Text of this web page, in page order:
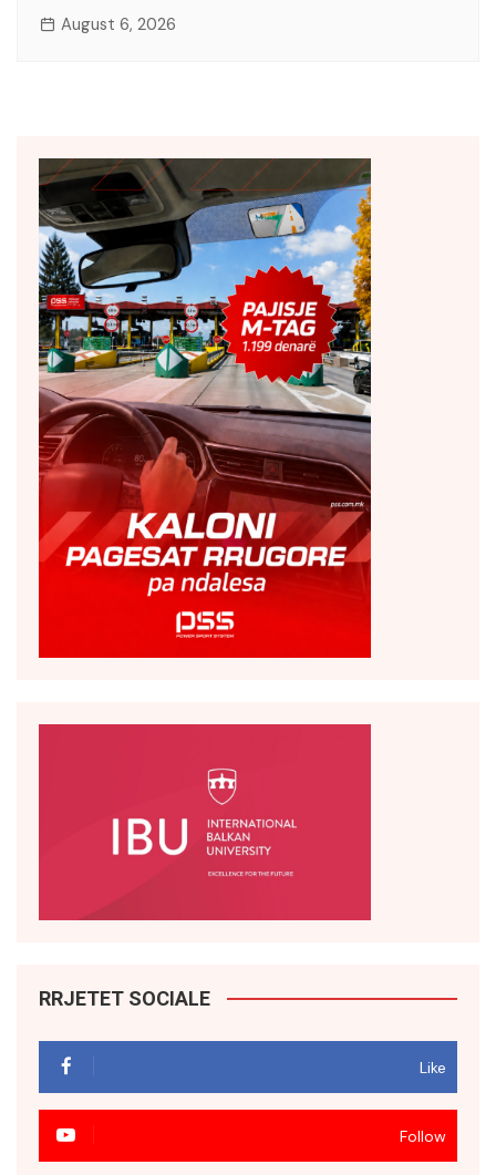
August 6, 2026
RRJETET SOCIALE
Like
Follow